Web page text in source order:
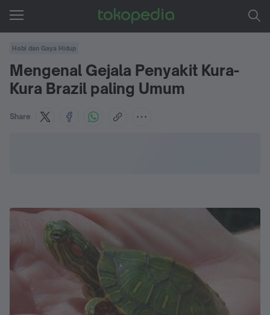
Hobi dan Gaya Hidup
Mengenal Gejala Penyakit Kura-
Kura Brazil paling Umum
Share